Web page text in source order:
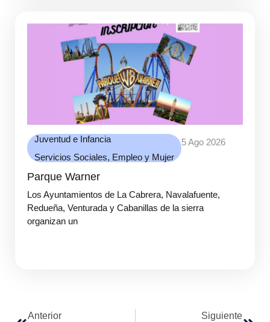
Juventud e Infancia
Servicios Sociales, Empleo y Mujer
5 Ago 2026
Parque Warner
Los Ayuntamientos de La Cabrera, Navalafuente,
Redueña, Venturada y Cabanillas de la sierra
organizan un
Anterior
Siguiente